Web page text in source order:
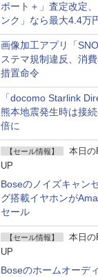
ポート＋」査定改定
ンク」なら最大4.4万
画像加工アプリ「
ステマ規制違反、消
措置命令
「docomo Starlink
熊本地震発生時は接
倍に
【セール情報】
本日
UP
Boseのノイズキャン
グ搭載イヤホンが
セール
【セール情報】
本日
UP
Boseのホームオーデ